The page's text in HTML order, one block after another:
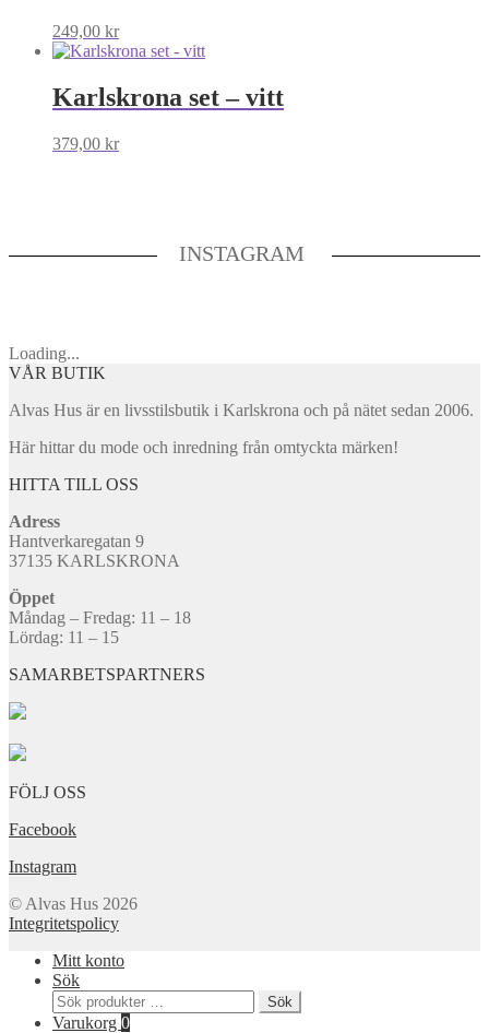
249,00 kr
Karlskrona set – vitt
379,00 kr
INSTAGRAM
Loading...
VÅR BUTIK
Alvas Hus är en livsstilsbutik i Karlskrona och på nätet sedan 2006.
Här hittar du mode och inredning från omtyckta märken!
HITTA TILL OSS
Adress
Hantverkaregatan 9
37135 KARLSKRONA
Öppet
Måndag – Fredag: 11 – 18
Lördag: 11 – 15
SAMARBETSPARTNERS
FÖLJ OSS
Facebook
Instagram
© Alvas Hus 2026
Integritetspolicy
Mitt konto
Sök
Sök
efter:
Sök
Varukorg 0